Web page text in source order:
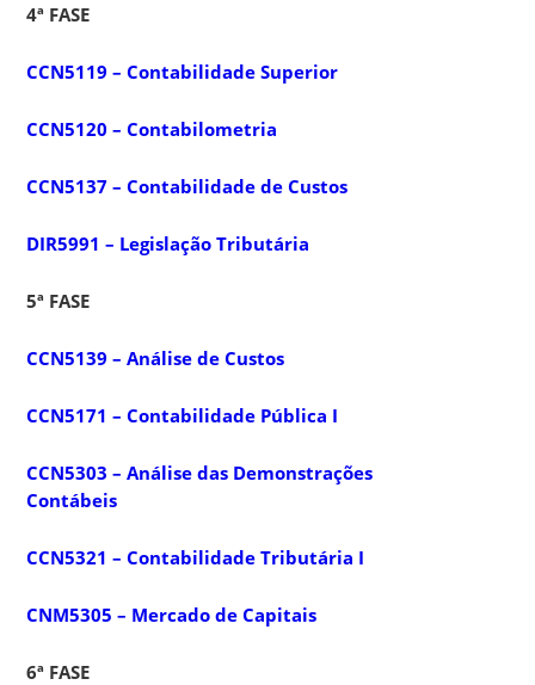
4ª FASE
CCN5119 – Contabilidade Superior
CCN5120 – Contabilometria
CCN5137 – Contabilidade de Custos
DIR5991 – Legislação Tributária
5ª FASE
CCN5139 – Análise de Custos
CCN5171 – Contabilidade Pública I
CCN5303 – Análise das Demonstrações
Contábeis
CCN5321 – Contabilidade Tributária I
CNM5305 – Mercado de Capitais
6ª FASE